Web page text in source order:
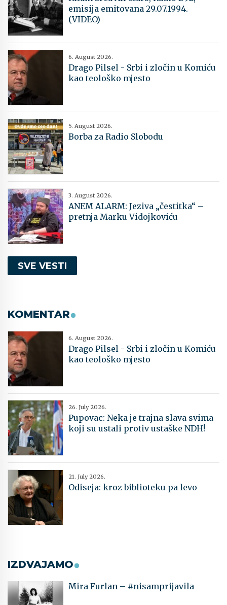
emisija emitovana 29.07.1994.
(VIDEO)
6. August 2026.
Drago Pilsel - Srbi i zločin u Komiću
kao teološko mjesto
5. August 2026.
Borba za Radio Slobodu
3. August 2026.
ANEM ALARM: Jeziva „čestitka“ –
pretnja Marku Vidojkoviću
SVE VESTI
KOMENTAR
6. August 2026.
Drago Pilsel - Srbi i zločin u Komiću
kao teološko mjesto
26. July 2026.
Pupovac: Neka je trajna slava svima
koji su ustali protiv ustaške NDH!
21. July 2026.
Odiseja: kroz biblioteku pa levo
IZDVAJAMO
Mira Furlan – #nisamprijavila